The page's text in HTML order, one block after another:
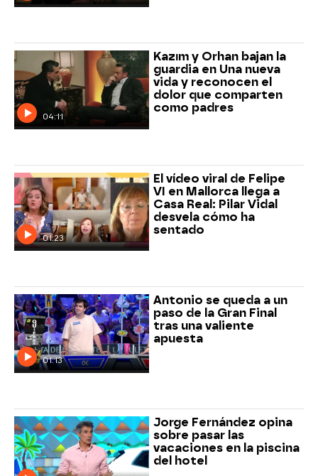
04:11
Kazım y Orhan bajan la
guardia en Una nueva
vida y reconocen el
dolor que comparten
como padres
01:23
El vídeo viral de Felipe
VI en Mallorca llega a
Casa Real: Pilar Vidal
desvela cómo ha
sentado
01:13
Antonio se queda a un
paso de la Gran Final
tras una valiente
apuesta
Jorge Fernández opina
sobre pasar las
vacaciones en la piscina
del hotel